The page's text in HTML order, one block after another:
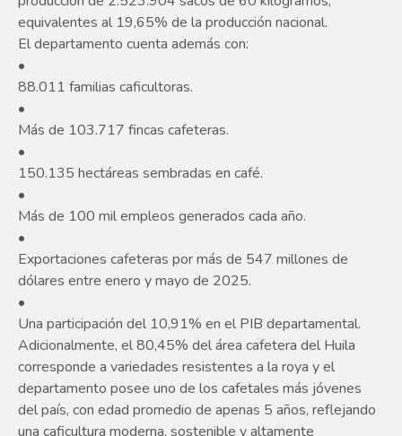
equivalentes al 19,65% de la producción nacional.
El departamento cuenta además con:
•
88.011 familias caficultoras.
•
Más de 103.717 fincas cafeteras.
•
150.135 hectáreas sembradas en café.
•
Más de 100 mil empleos generados cada año.
•
Exportaciones cafeteras por más de 547 millones de
dólares entre enero y mayo de 2025.
•
Una participación del 10,91% en el PIB departamental.
Adicionalmente, el 80,45% del área cafetera del Huila
corresponde a variedades resistentes a la roya y el
departamento posee uno de los cafetales más jóvenes
del país, con edad promedio de apenas 5 años, reflejando
una caficultura moderna, sostenible y altamente